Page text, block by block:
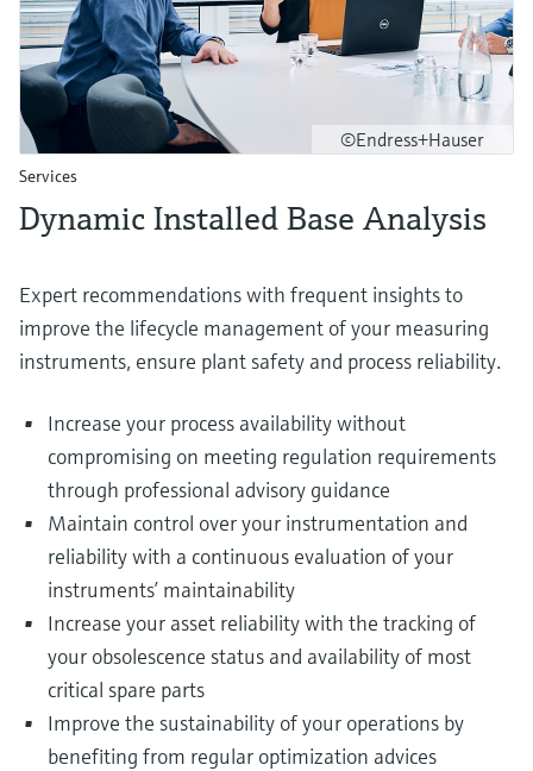
©Endress+Hauser
Services
Dynamic Installed Base Analysis
Expert recommendations with frequent insights to
improve the lifecycle management of your measuring
instruments, ensure plant safety and process reliability.
Increase your process availability without
compromising on meeting regulation requirements
through professional advisory guidance
Maintain control over your instrumentation and
reliability with a continuous evaluation of your
instruments’ maintainability
Increase your asset reliability with the tracking of
your obsolescence status and availability of most
critical spare parts
Improve the sustainability of your operations by
benefiting from regular optimization advices